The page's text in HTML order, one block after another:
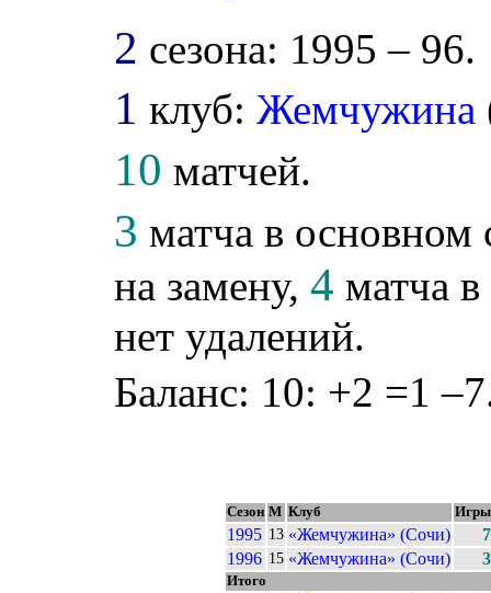
2 сезона: 1995 – 96.
1 клуб:Жемчужина
10 матчей.
3 матча в основном
на замену,4 матча
нет удалений.
Баланс: 10: +2 =1
Сезон М Клуб Игры
1995 13 «Жемчужина» (Сочи)
7
1996 15 «Жемчужина» (Сочи) 3
Итого